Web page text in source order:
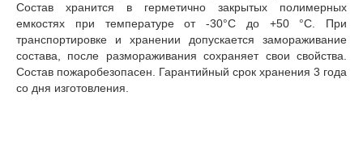
Состав хранится в герметично закрытых полимерных
емкостях при температуре от -30°С до +50 °С. При
транспортировке и хранении допускается замораживание
состава, после размораживания сохраняет свои свойства.
Состав пожаробезопасен. Гарантийный срок хранения 3 года
со дня изготовления.